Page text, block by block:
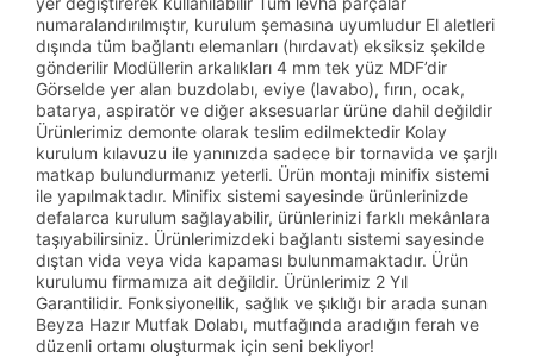
numaralandırılmıştır, kurulum şemasına uyumludur El aletleri
dışında tüm bağlantı elemanları (hırdavat) eksiksiz şekilde
gönderilir Modüllerin arkalıkları 4 mm tek yüz MDF’dir
Görselde yer alan buzdolabı, eviye (lavabo), fırın, ocak,
batarya, aspiratör ve diğer aksesuarlar ürüne dahil değildir
Ürünlerimiz demonte olarak teslim edilmektedir Kolay
kurulum kılavuzu ile yanınızda sadece bir tornavida ve şarjlı
matkap bulundurmanız yeterli. Ürün montajı minifix sistemi
ile yapılmaktadır. Minifix sistemi sayesinde ürünlerinizde
defalarca kurulum sağlayabilir, ürünlerinizi farklı mekânlara
taşıyabilirsiniz. Ürünlerimizdeki bağlantı sistemi sayesinde
dıştan vida veya vida kapaması bulunmamaktadır. Ürün
kurulumu firmamıza ait değildir. Ürünlerimiz 2 Yıl
Garantilidir. Fonksiyonellik, sağlık ve şıklığı bir arada sunan
Beyza Hazır Mutfak Dolabı, mutfağında aradığın ferah ve
düzenli ortamı oluşturmak için seni bekliyor!